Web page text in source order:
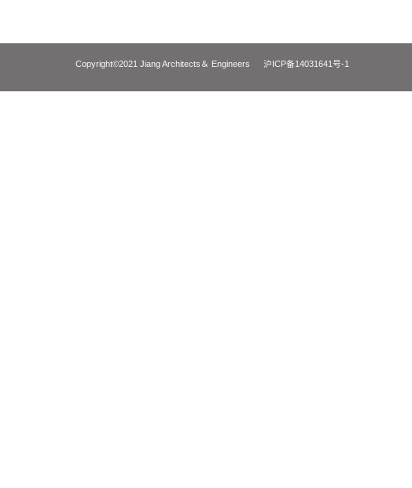
Copyright©2021 Jiang Architects＆ Engineers 沪ICP备14031641号-1